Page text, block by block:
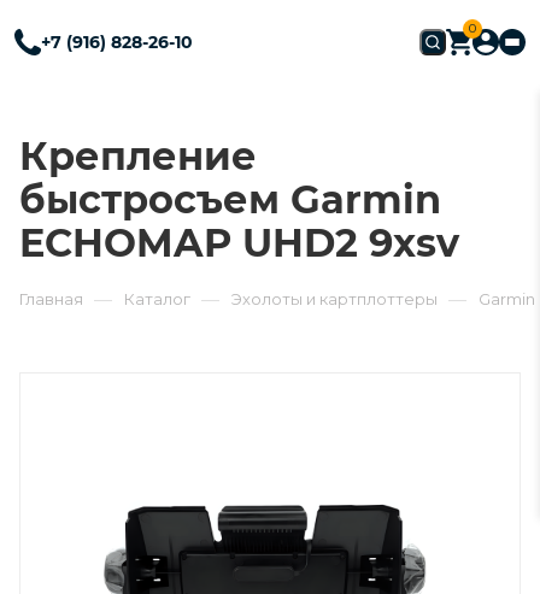
+7 (916) 828-26-10
0
Крепление
быстросъем Garmin
ECHOMAP UHD2 9xsv
Главная — Каталог — Эхолоты и картплоттеры — Garmin